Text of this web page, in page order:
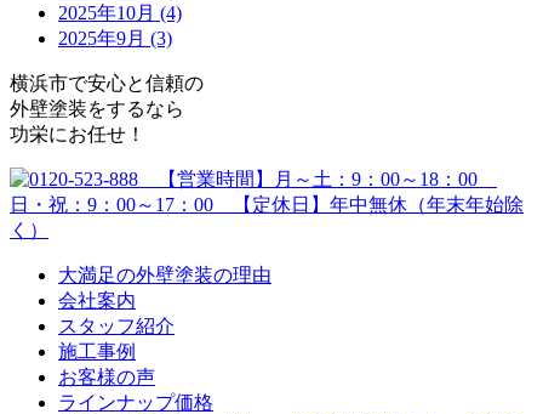
2025年10月 (4)
2025年9月 (3)
横浜市で安心と信頼の
外壁塗装をするなら
功栄にお任せ！
大満足の外壁塗装の理由
会社案内
スタッフ紹介
施工事例
お客様の声
ラインナップ価格